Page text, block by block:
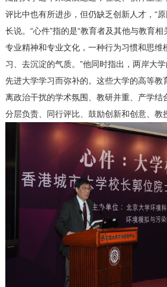
评比中也有所进步，但仍缺乏创新人才，“
长说。“心件”指的是“教育者及其他与教育
专业精神和专业文化，一种行为习惯和思维
习、去沉淀的气质。”他同时指出，两岸大
先进大学学习而弥补的。这些大学的高等教
离政治干扰的学术氛围、教研并重、产学结
分层负责、同行评比、鼓励创新和创意、教